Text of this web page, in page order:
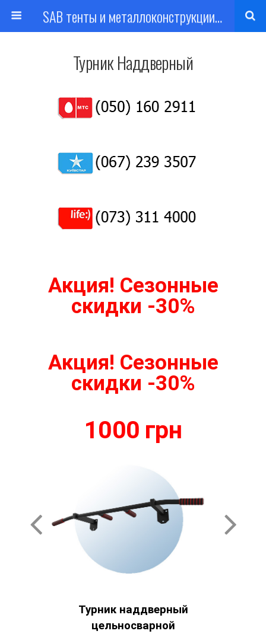
SAB тенты и металлоконструкции Харьков
Турник Наддверный
Акция! Сезонные
скидки -30%
Акция! Сезонные
скидки -30%
1000 грн
Турник наддверный
цельносварной